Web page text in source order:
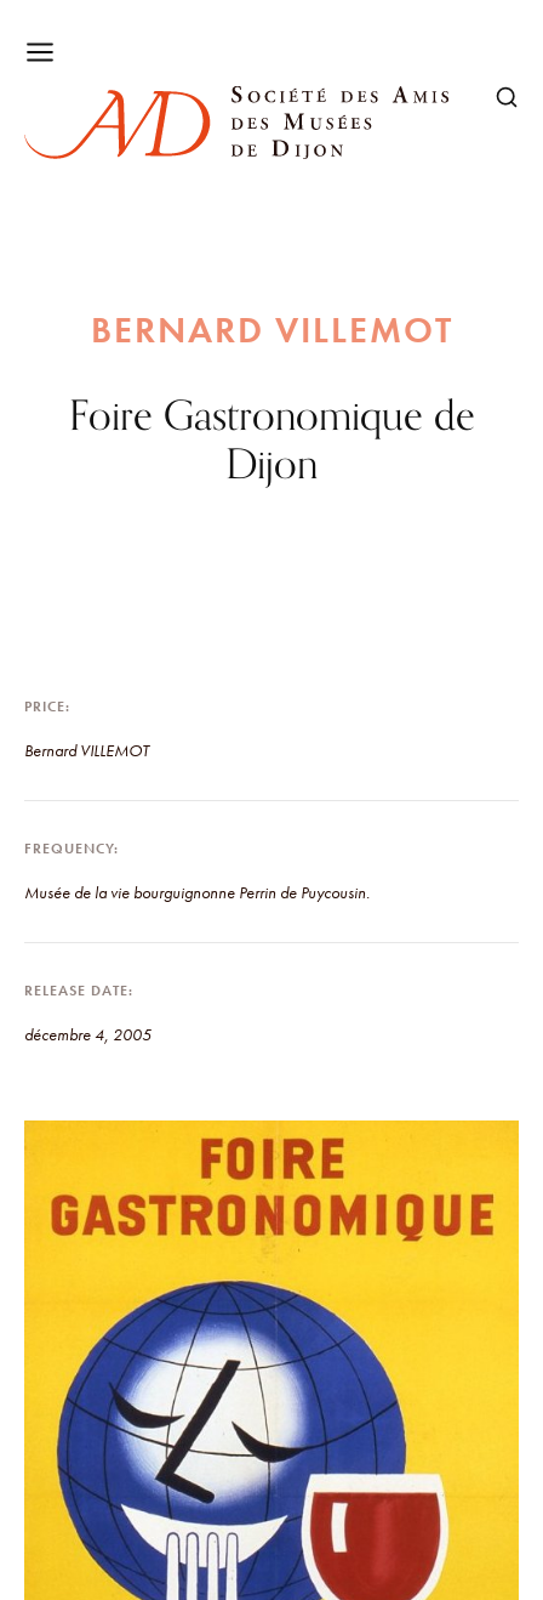
BERNARD VILLEMOT
Foire Gastronomique de
Dijon
PRICE
Bernard VILLEMOT
FREQUENCY
Musée de la vie bourguignonne Perrin de Puycousin.
RELEASE DATE
décembre 4, 2005